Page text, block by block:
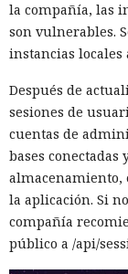
la compañía, las
son vulnerables.
instancias
Después de
sesiones de
cuentas de
bases
almacenamiento,
la aplicación. Si
compañía
público a /api/